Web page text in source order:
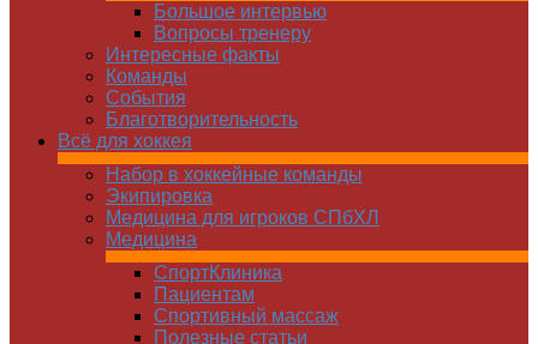
Большое интервью
Вопросы тренеру
Интересные факты
Команды
Cобытия
Благотворительность
Всё для хоккея
Набор в хоккейные команды
Экипировка
Медицина для игроков СПбХЛ
Медицина
СпортКлиника
Пациентам
Спортивный массаж
Полезные статьи